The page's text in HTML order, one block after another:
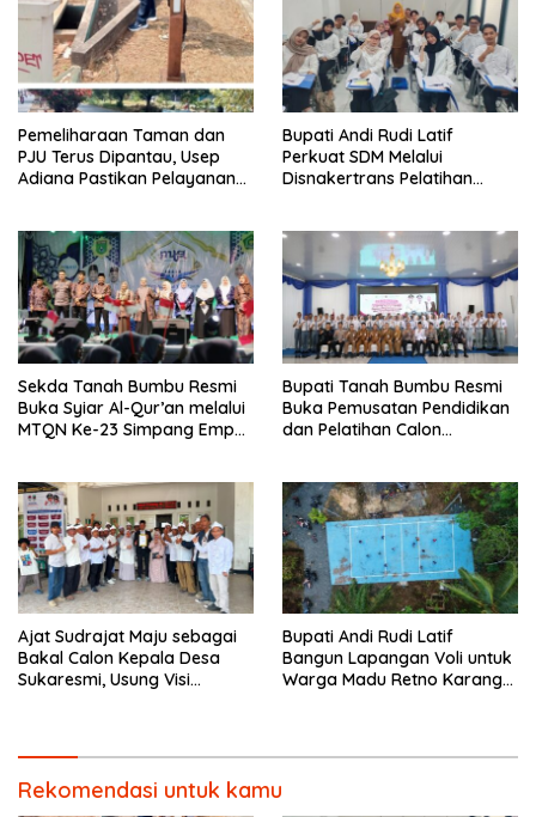
Pemeliharaan Taman dan
PJU Terus Dipantau, Usep
Adiana Pastikan Pelayanan
Bupati Andi Rudi Latif
Perkuat SDM Melalui
Disnakertrans Pelatihan
Sekda Tanah Bumbu Resmi
Buka Syiar Al-Qur’an melalui
MTQN Ke-23 Simpang Empat
Bupati Tanah Bumbu Resmi
Buka Pemusatan Pendidikan
dan Pelatihan Calon
Ajat Sudrajat Maju sebagai
Bakal Calon Kepala Desa
Sukaresmi, Usung Visi
Bupati Andi Rudi Latif
Bangun Lapangan Voli untuk
Warga Madu Retno Karang
Rekomendasi untuk kamu